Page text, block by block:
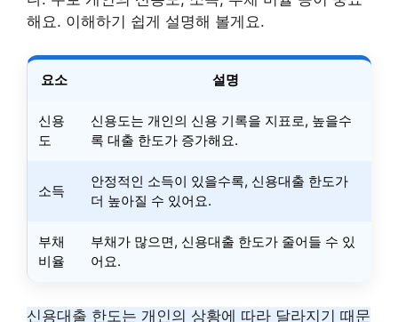
해요. 이해하기 쉽게 설명해 볼게요.
요소 설명
신용
도
신용도는 개인의 신용 기록을 지표로, 높을수
록 대출 한도가 증가해요.
소득
안정적인 소득이 있을수록, 신용대출 한도가
더 높아질 수 있어요.
부채
비율
부채가 많으면, 신용대출 한도가 줄어들 수 있
어요.
신용대출 한도는 개인의 상황에 따라 달라지기 때문